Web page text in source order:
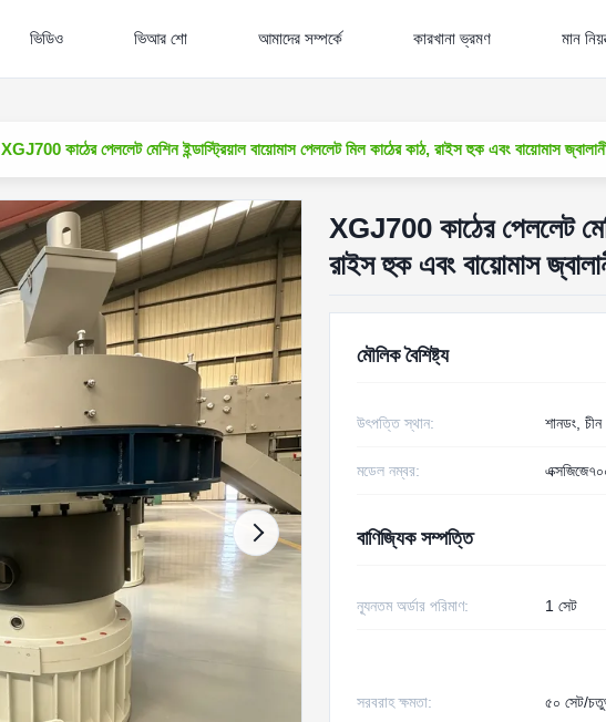
ভিডিও ভিআর শো আমাদের সম্পর্কে কারখানা ভ্রমণ মান
XGJ700 কাঠের পেললেট মেশিন ইন্ডাস্ট্রিয়াল বায়োমাস পেললেট মিল কাঠের কাঠ, রাইস হুক এবং বায়োমাস
XGJ700 কাঠের পেললেট
রাইস হুক এবং বায়োমাস
মৌলিক বৈশিষ্ট্য
উৎপত্তি স্থান: শানডং, চীন
মডেল নম্বর:
বাণিজ্যিক সম্পত্তি
ন্যূনতম অর্ডার পরিমাণ: 1 সেট
সরবরাহ ক্ষমতা: ৫০ সেট/